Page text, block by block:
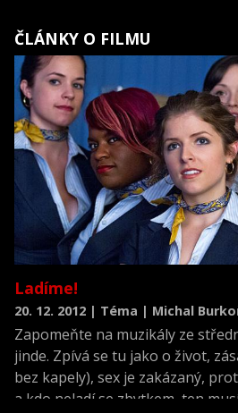
ČLÁNKY O FILMU
Ladíme!
20. 12. 2012 | Téma | Michal
Zapomeňte na muzikály ze
jinde. Zpívá se tu jako o život,
bez kapely), sex je zakázaný,
a kdo neladí se zbytkem, ten